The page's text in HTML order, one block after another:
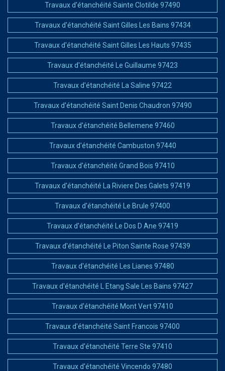
Travaux d'étanchéité Sainte Clotilde 97490
Travaux d'étanchéité Saint Gilles Les Bains 97434
Travaux d'étanchéité Saint Gilles Les Hauts 97435
Travaux d'étanchéité Le Guillaume 97423
Travaux d'étanchéité La Saline 97422
Travaux d'étanchéité Saint Denis Chaudron 97490
Travaux d'étanchéité Bellemene 97460
Travaux d'étanchéité Cambuston 97440
Travaux d'étanchéité Grand Bois 97410
Travaux d'étanchéité La Riviere Des Galets 97419
Travaux d'étanchéité Le Brule 97400
Travaux d'étanchéité Le Dos D Ane 97419
Travaux d'étanchéité Le Piton Sainte Rose 97439
Travaux d'étanchéité Les Lianes 97480
Travaux d'étanchéité L Etang Sale Les Bains 97427
Travaux d'étanchéité Mont Vert 97410
Travaux d'étanchéité Saint Francois 97400
Travaux d'étanchéité Terre Ste 97410
Travaux d'étanchéité Vincendo 97480